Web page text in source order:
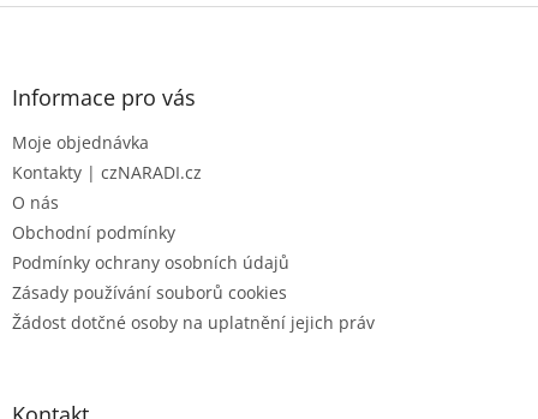
Z
Informace pro vás
Moje objednávka
Kontakty | czNARADI.cz
O nás
Obchodní podmínky
Podmínky ochrany osobních údajů
Zásady používání souborů cookies
Žádost dotčné osoby na uplatnění jejich práv